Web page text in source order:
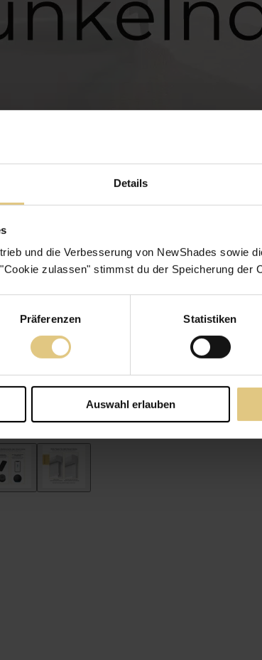
Details
und die Verbesserung von NewShades sowie
zulassen" stimmst du der Speicherung der
Präferenzen Statistiken
Auswahl erlauben